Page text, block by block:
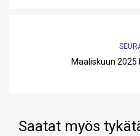
Maaliskuun
Saatat myös